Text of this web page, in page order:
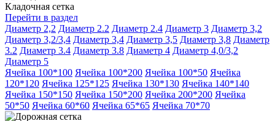
Кладочная сетка
Перейти в раздел
Диаметр 2,2 Диаметр 2.2 Диаметр 2.4 Диаметр 3 Диаметр 3,2
Диаметр 3,2/3,4 Диаметр 3,4 Диаметр 3,5 Диаметр 3,8 Диаметр
3.2 Диаметр 3.4 Диаметр 3.8 Диаметр 4 Диаметр 4,0/3,2
Диаметр 5
Ячейка 100*100 Ячейка 100*200 Ячейка 100*50 Ячейка
120*120 Ячейка 125*125 Ячейка 130*130 Ячейка 140*140
Ячейка 150*150 Ячейка 150*200 Ячейка 200*200 Ячейка
50*50 Ячейка 60*60 Ячейка 65*65 Ячейка 70*70